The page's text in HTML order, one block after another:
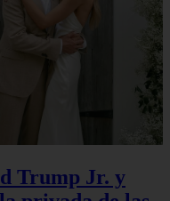
Trump Jr. y